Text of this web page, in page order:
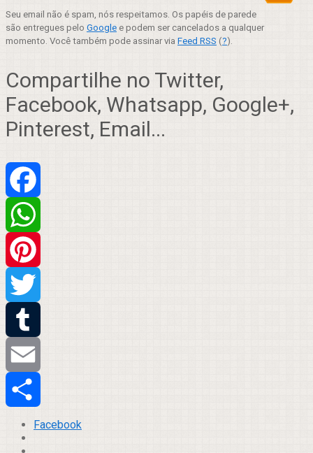
Seu email não é spam, nós respeitamos. Os papéis de parede
são entregues pelo Google e podem ser cancelados a qualquer
momento. Você também pode assinar via Feed RSS (?).
Compartilhe no Twitter,
Facebook, Whatsapp, Google+,
Pinterest, Email...
Facebook
WhatsApp
Pinterest
Twitter
Tumblr
Email
Compartilhar
Facebook